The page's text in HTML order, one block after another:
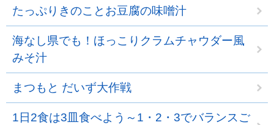
たっぷりきのことお豆腐の味噌汁
海なし県でも！ほっこりクラムチャウダー風
みそ汁
まつもと だいず大作戦
1日2食は3皿食べよう～1・2・3でバランスご